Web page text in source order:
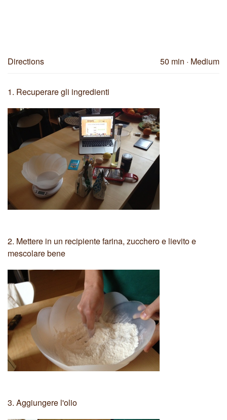
50 min · Medium
Directions
1. Recuperare gli ingredienti
2. Mettere in un recipiente farina, zucchero e lievito e
mescolare bene
3. Aggiungere l'olio